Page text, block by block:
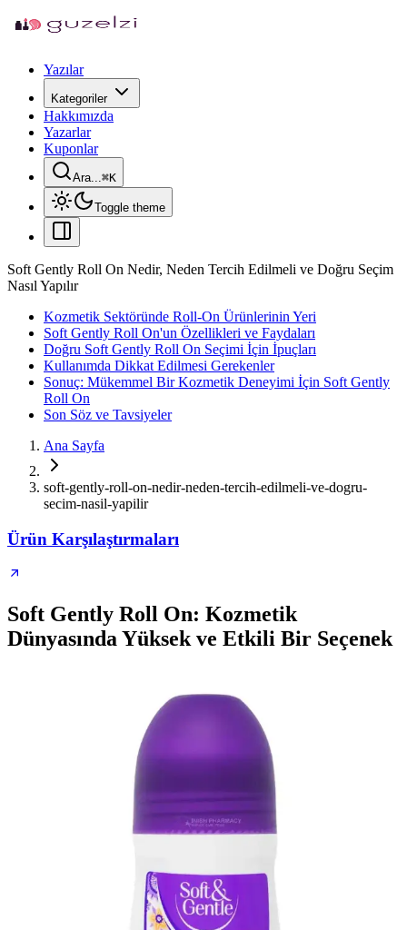
Yazılar
Kategoriler
Hakkımızda
Yazarlar
Kuponlar
Ara...⌘K
Toggle theme
Soft Gently Roll On Nedir, Neden Tercih Edilmeli ve Doğru Seçim
Nasıl Yapılır
Kozmetik Sektöründe Roll-On Ürünlerinin Yeri
Soft Gently Roll On'un Özellikleri ve Faydaları
Doğru Soft Gently Roll On Seçimi İçin İpuçları
Kullanımda Dikkat Edilmesi Gerekenler
Sonuç: Mükemmel Bir Kozmetik Deneyimi İçin Soft Gently
Roll On
Son Söz ve Tavsiyeler
Ana Sayfa
soft-gently-roll-on-nedir-neden-tercih-edilmeli-ve-dogru-
secim-nasil-yapilir
Ürün Karşılaştırmaları
Soft Gently Roll On: Kozmetik
Dünyasında Yüksek ve Etkili Bir Seçenek